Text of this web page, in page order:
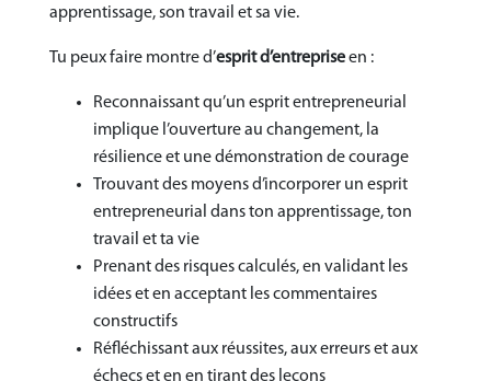
apprentissage, son travail et sa vie.
Tu peux faire montre d’esprit d’entrepriseen :
Reconnaissant qu’un esprit entrepreneurial
implique l’ouverture au changement, la
résilience et une démonstration de courage
Trouvant des moyens d’incorporer un esprit
entrepreneurial dans ton apprentissage, ton
travail et ta vie
Prenant des risques calculés, en validant les
idées et en acceptant les commentaires
constructifs
Réfléchissant aux réussites, aux erreurs et aux
échecs et en en tirant des leçons